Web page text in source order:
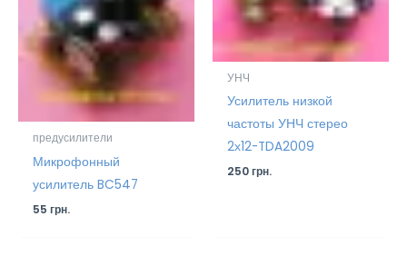
предусилители
Микрофонный
усилитель BC547
55грн.
УНЧ
Усилитель низкой
частоты УНЧ стерео
2х12-TDA2009
250грн.